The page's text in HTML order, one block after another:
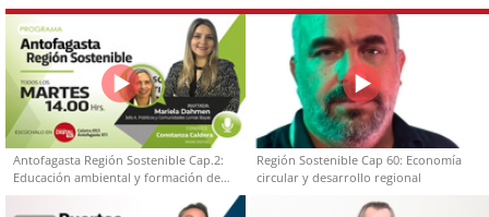
Antofagasta Región Sostenible Cap.2:
Educación ambiental y formación de
capacidades técnicas
Región Sostenible Cap 60: Economía
circular y desarrollo regional